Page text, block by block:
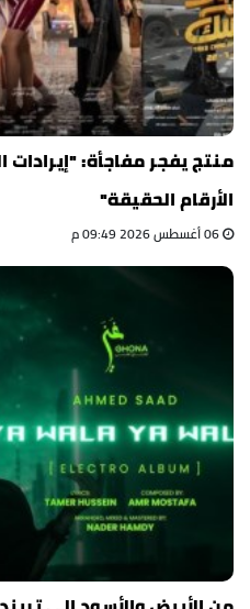
منتج يفجر مفاجأة: "إيرادات
الأرقام الحقيقة"